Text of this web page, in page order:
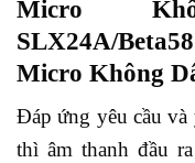
Micro
SLX24A/
Micro Không
Đáp ứng yêu cầu
thì âm thanh đầu